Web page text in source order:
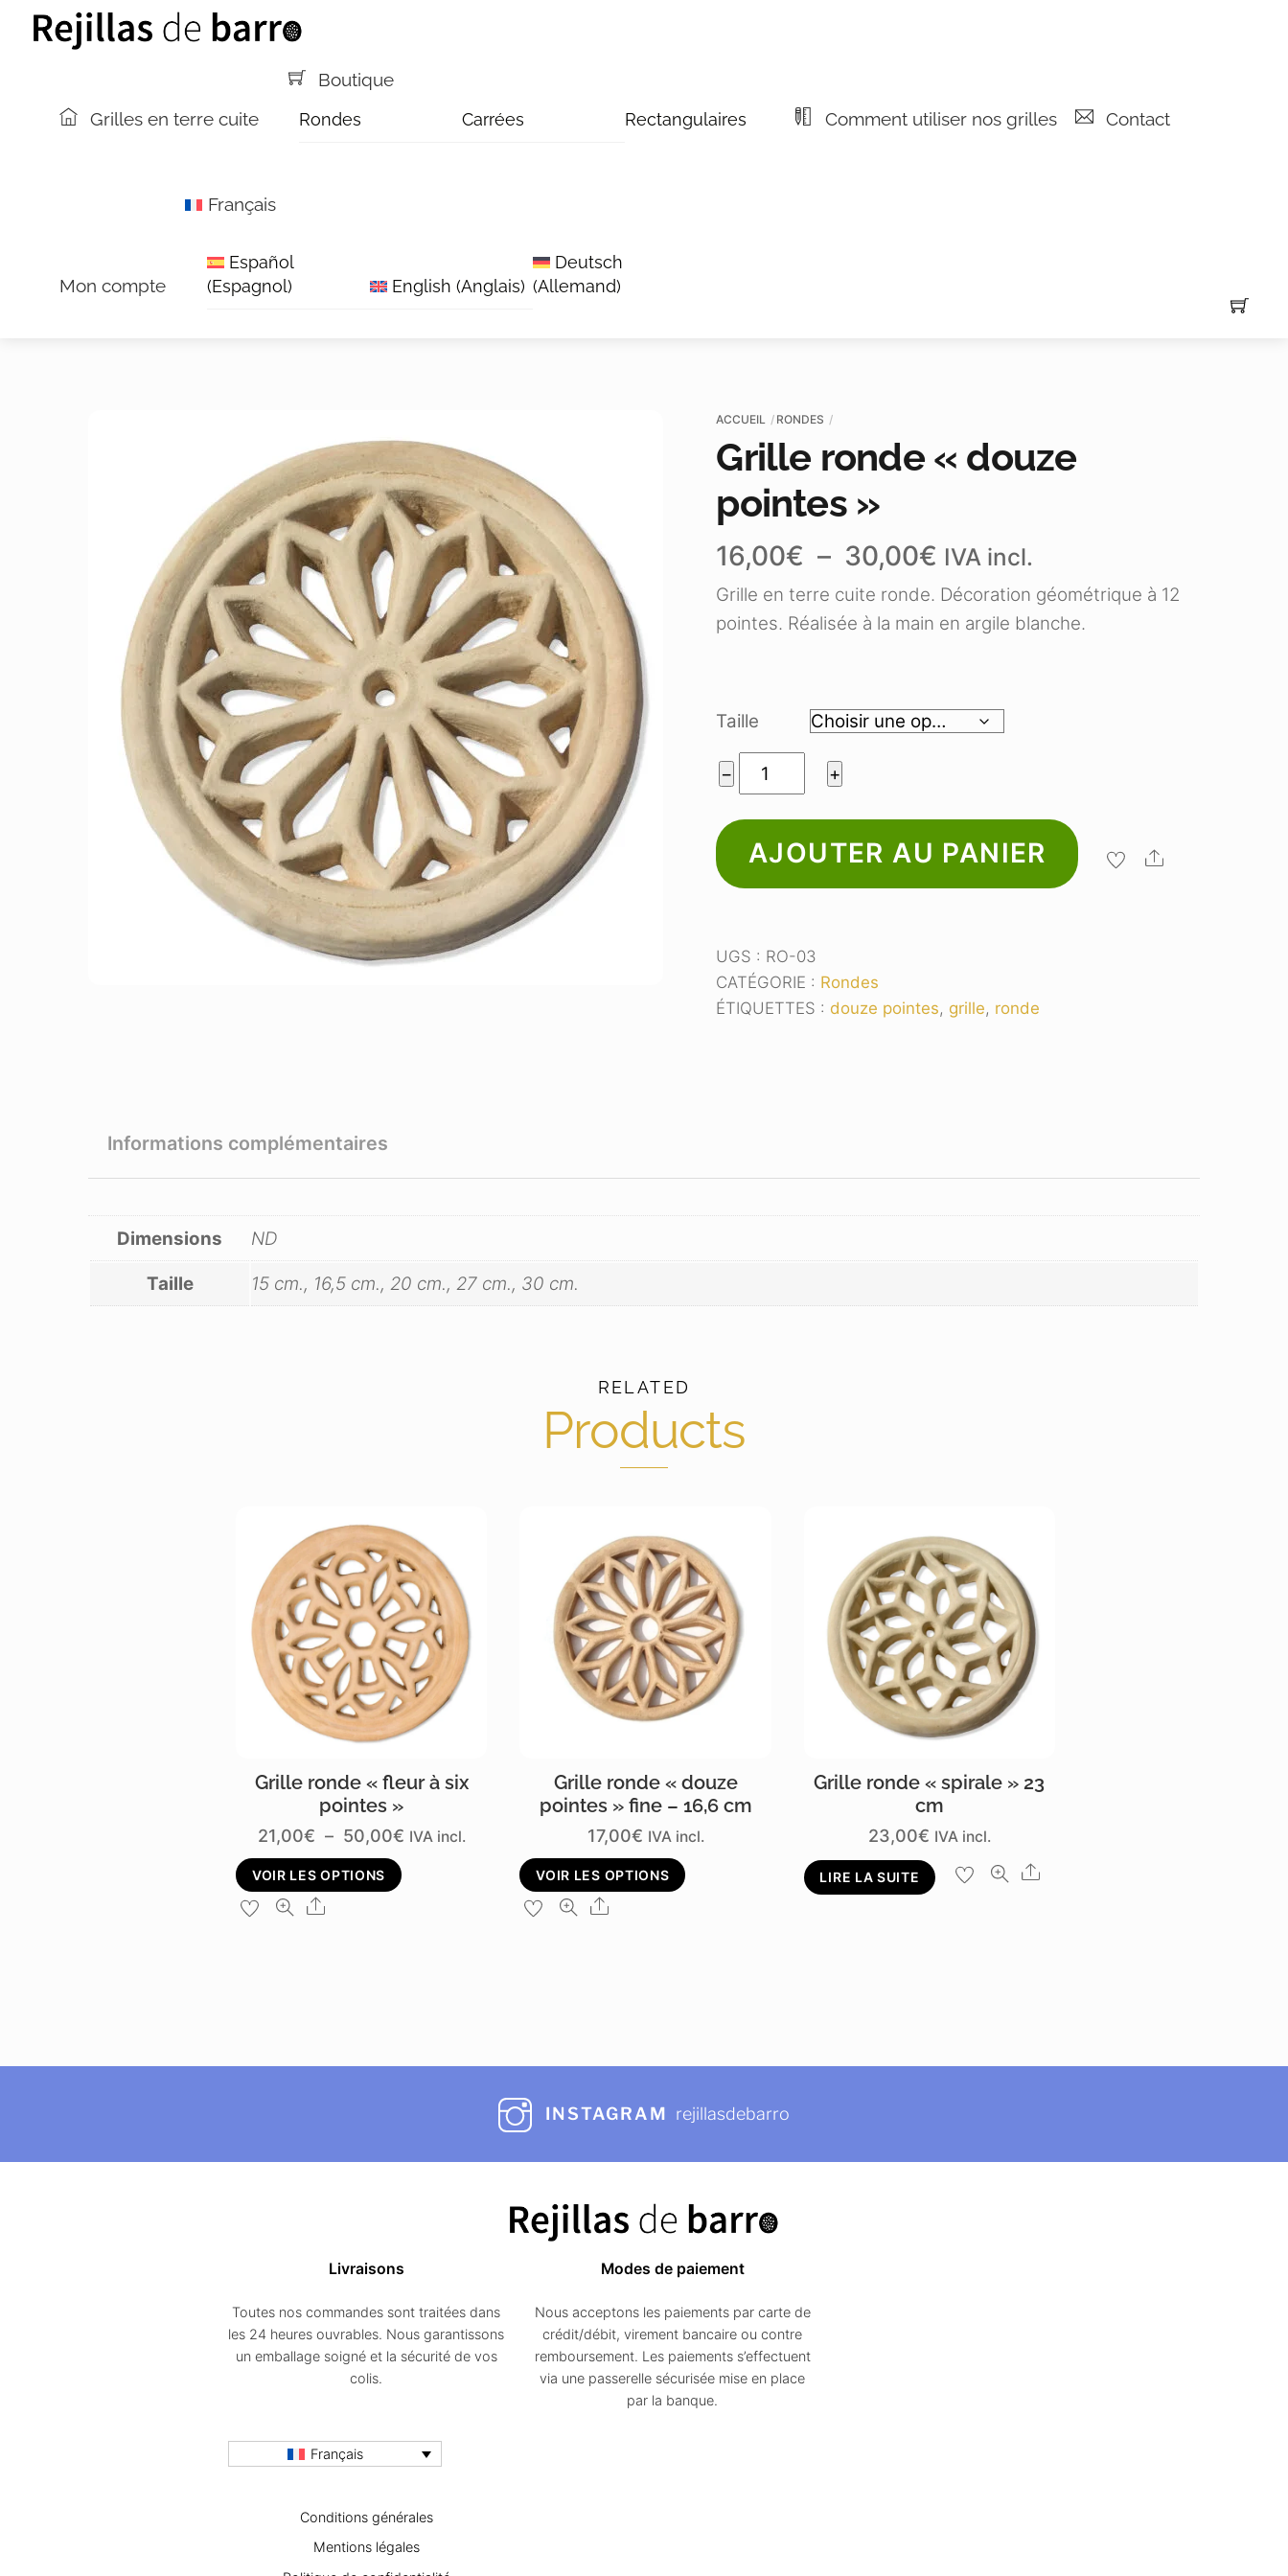
AllerMenu
Grilles en terre cuite
Boutique
Rondes Carrées Rectangulaires Comment utiliser nos grilles Contact
Mon compte
Français
Español
(Espagnol) English (Anglais)
Deutsch
(Allemand)
ACCUEIL RONDES
Grille ronde « douze
pointes »
16,00€ – 30,00€ Plage
de
prix :
16,00€
à
30,00€
IVA incl.
Grille en terre cuite ronde. Décoration géométrique à 12
pointes. Réalisée à la main en argile blanche.
Taille
−
quantité
de
Grille
ronde
+
AJOUTER AU PANIER Share
UGS : RO-03
CATÉGORIE : Rondes
ÉTIQUETTES : douze pointes, grille, ronde
Informations complémentaires
Dimensions ND
Taille 15 cm., 16,5 cm., 20 cm., 27 cm., 30 cm.
RELATED
Products
Grille ronde « fleur à six
pointes »
21,00€ – 50,00€Plage
IVA incl.
VOIR LES OPTIONS
peuvent
sur
Share
Grille ronde « douze
pointes » fine – 16,6 cm
17,00€ IVA incl.
VOIR LES OPTIONS
peuvent
sur
page
produit
Share
Grille ronde « spirale » 23
cm
23,00€ IVA incl.
LIRE LA SUITE Share
INSTAGRAM rejillasdebarro
Livraisons
Toutes nos commandes sont traitées dans
les 24 heures ouvrables. Nous garantissons
un emballage soigné et la sécurité de vos
colis.
Modes de paiement
Nous acceptons les paiements par carte de
crédit/débit, virement bancaire ou contre
remboursement. Les paiements s’effectuent
via une passerelle sécurisée mise en place
par la banque.
Français
Conditions générales
Mentions légales